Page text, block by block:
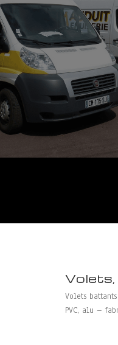
Volets
PVC, alu –